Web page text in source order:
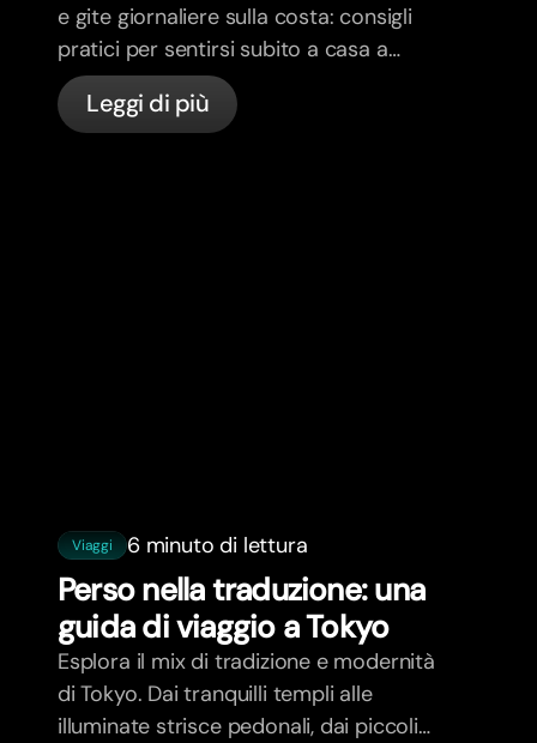
e gite giornaliere sulla costa: consigli
pratici per sentirsi subito a casa a
Lisbona.
Leggi di più
Viaggi 6 minuto di lettura
Perso nella traduzione: una
guida di viaggio a Tokyo
Esplora il mix di tradizione e modernità
di Tokyo. Dai tranquilli templi alle
illuminate strisce pedonali, dai piccoli